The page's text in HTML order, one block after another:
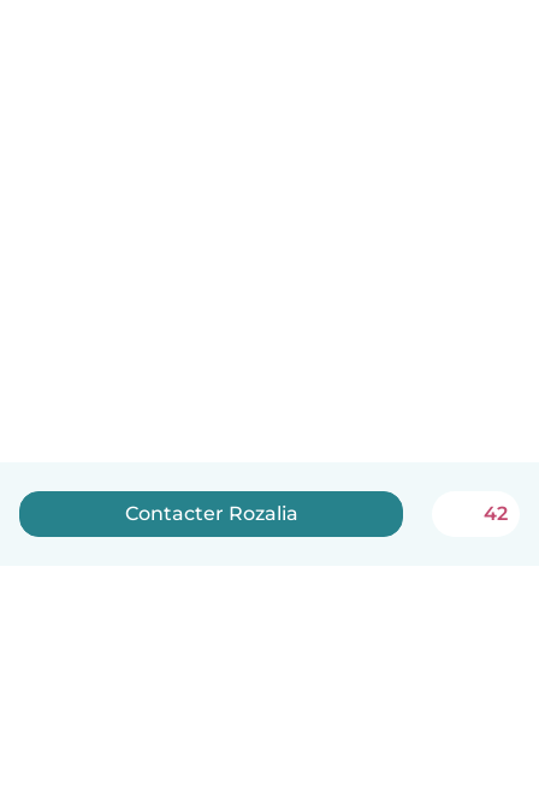
Contacter Rozalia 42